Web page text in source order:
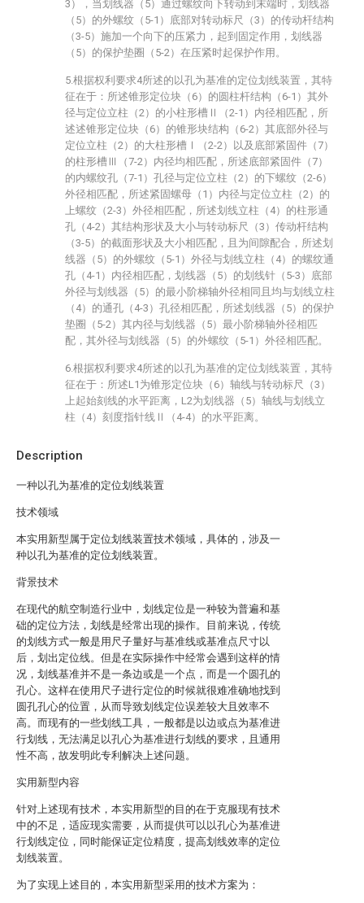
Description
一种以孔为基准的定位划线装置
技术领域
本实用新型属于定位划线装置技术领域，具体的，涉及一
种以孔为基准的定位划线装置。
背景技术
在现代的航空制造行业中，划线定位是一种较为普遍和基
础的定位方法，划线是经常出现的操作。目前来说，传统
的划线方式一般是用尺子量好与基准线或基准点尺寸以
后，划出定位线。但是在实际操作中经常会遇到这样的情
况，划线基准并不是一条边或是一个点，而是一个圆孔的
孔心。这样在使用尺子进行定位的时候就很难准确地找到
圆孔孔心的位置，从而导致划线定位误差较大且效率不
高。而现有的一些划线工具，一般都是以边或点为基准进
行划线，无法满足以孔心为基准进行划线的要求，且通用
性不高，故发明此专利解决上述问题。
实用新型内容
针对上述现有技术，本实用新型的目的在于克服现有技术
中的不足，适应现实需要，从而提供可以以孔心为基准进
行划线定位，同时能保证定位精度，提高划线效率的定位
划线装置。
为了实现上述目的，本实用新型采用的技术方案为：
3），当划线器（5）通过螺纹向下转动到末端时，划线器
（5）的外螺纹（5-1）底部对转动标尺（3）的传动杆结构
（3-5）施加一个向下的压紧力，起到固定作用，划线器
（5）的保护垫圈（5-2）在压紧时起保护作用。
5.根据权利要求4所述的以孔为基准的定位划线装置，其特
征在于：所述锥形定位块（6）的圆柱杆结构（6-1）其外
径与定位立柱（2）的小柱形槽Ⅱ（2-1）内径相匹配，所
述述锥形定位块（6）的锥形块结构（6-2）其底部外径与
定位立柱（2）的大柱形槽Ⅰ（2-2）以及底部紧固件（7）
的柱形槽Ⅲ（7-2）内径均相匹配，所述底部紧固件（7）
的内螺纹孔（7-1）孔径与定位立柱（2）的下螺纹（2-6）
外径相匹配，所述紧固螺母（1）内径与定位立柱（2）的
上螺纹（2-3）外径相匹配，所述划线立柱（4）的柱形通
孔（4-2）其结构形状及大小与转动标尺（3）传动杆结构
（3-5）的截面形状及大小相匹配，且为间隙配合，所述划
线器（5）的外螺纹（5-1）外径与划线立柱（4）的螺纹通
孔（4-1）内径相匹配，划线器（5）的划线针（5-3）底部
外径与划线器（5）的最小阶梯轴外径相同且均与划线立柱
（4）的通孔（4-3）孔径相匹配，所述划线器（5）的保护
垫圈（5-2）其内径与划线器（5）最小阶梯轴外径相匹
配，其外径与划线器（5）的外螺纹（5-1）外径相匹配。
6.根据权利要求4所述的以孔为基准的定位划线装置，其特
征在于：所述L1为锥形定位块（6）轴线与转动标尺（3）
上起始刻线的水平距离，L2为划线器（5）轴线与划线立
柱（4）刻度指针线Ⅱ（4-4）的水平距离。